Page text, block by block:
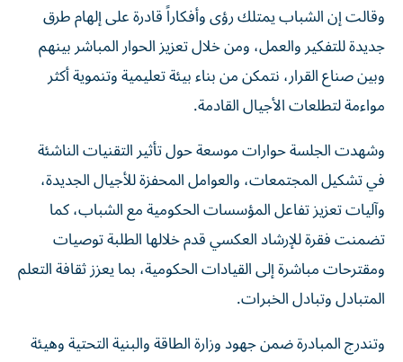
وقالت إن الشباب يمتلك رؤى وأفكاراً قادرة على إلهام طرق
جديدة للتفكير والعمل، ومن خلال تعزيز الحوار المباشر بينهم
وبين صناع القرار، نتمكن من بناء بيئة تعليمية وتنموية أكثر
مواءمة لتطلعات الأجيال القادمة.
وشهدت الجلسة حوارات موسعة حول تأثير التقنيات الناشئة
في تشكيل المجتمعات، والعوامل المحفزة للأجيال الجديدة،
وآليات تعزيز تفاعل المؤسسات الحكومية مع الشباب، كما
تضمنت فقرة للإرشاد العكسي قدم خلالها الطلبة توصيات
ومقترحات مباشرة إلى القيادات الحكومية، بما يعزز ثقافة التعلم
المتبادل وتبادل الخبرات.
وتندرج المبادرة ضمن جهود وزارة الطاقة والبنية التحتية وهيئة